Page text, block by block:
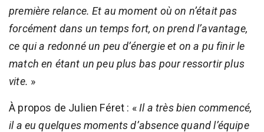
première relance. Et au moment où on n’était pas
forcément dans un temps fort, on prend l’avantage,
ce qui a redonné un peu d’énergie et on a pu finir le
match en étant un peu plus bas pour ressortir plus
vite. »
À propos de Julien Féret : «Il a très bien commencé,
il a eu quelques moments d’absence quand l’équipe